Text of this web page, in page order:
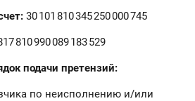
30 101 810 345 250 000 745
810 990 089 183 529
подачи претензий:
по неисполнению и/или